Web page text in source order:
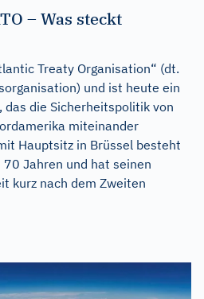
– Was steckt
Treaty Organisation“ (dt.
und ist heute ein
das die Sicherheitspolitik von
miteinander
Hauptsitz in Brüssel besteht
Jahren und hat seinen
kurz nach dem Zweiten